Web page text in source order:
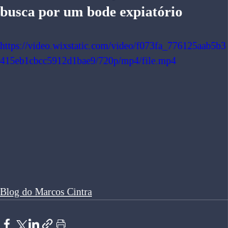
busca por um bode expiatório
https://video.wixstatic.com/video/f073fa_776125aab5b3
415eb1cbcc5912d1bae9/720p/mp4/file.mp4
Blog do Marcos Cintra